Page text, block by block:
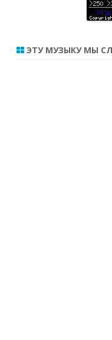
ЭТУ МУЗЫКУ МЫ